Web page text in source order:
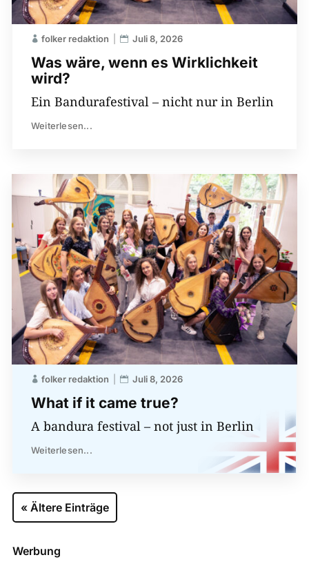
Was wäre, wenn es Wirklichkeit
wird?
folker redaktion Juli 8, 2026
Ein Bandurafestival – nicht nur in Berlin
Weiterlesen...
What if it came true?
folker redaktion Juli 8, 2026
A bandura festival – not just in Berlin
Weiterlesen...
« Ältere Einträge
Werbung